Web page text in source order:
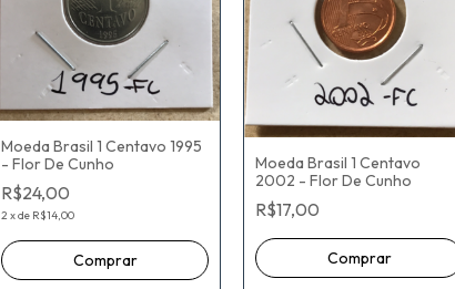
Moeda Brasil 1 Centavo 1995
- Flor De Cunho
R$24,00
2 xde R$14,00
Moeda Brasil 1 Centavo
2002 - Flor De Cunho
R$17,00